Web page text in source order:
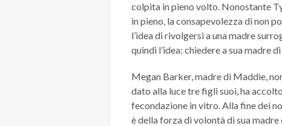
colpita in pieno volto. Nonostante
in pieno, la consapevolezza di non
l’idea di rivolgersi a una madre
quindi l’idea: chiedere a sua madre
Megan Barker, madre di Maddie,
dato alla luce tre figli suoi, ha
fecondazione in vitro. Alla fine dei
è della forza di volontà di sua madre